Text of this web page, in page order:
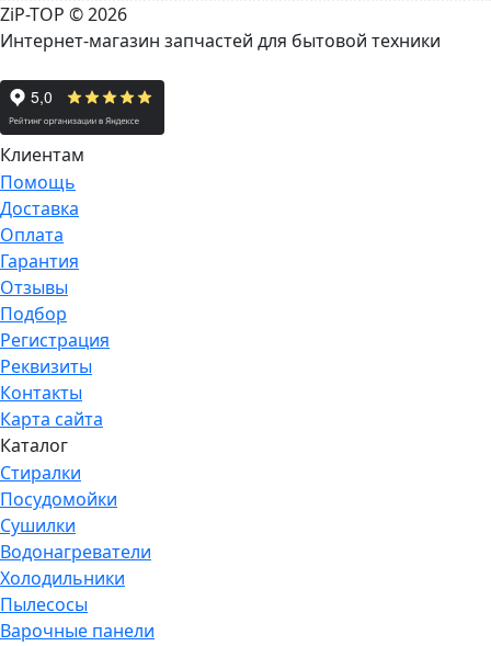
ZiP-TOP © 2026
Интернет-магазин запчастей для бытовой техники
Клиентам
Помощь
Доставка
Оплата
Гарантия
Отзывы
Подбор
Регистрация
Реквизиты
Контакты
Карта сайта
Каталог
Стиралки
Посудомойки
Сушилки
Водонагреватели
Холодильники
Пылесосы
Варочные панели